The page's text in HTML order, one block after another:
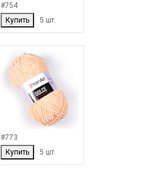
#754
Купить
5 шт.
#773
Купить
5 шт.